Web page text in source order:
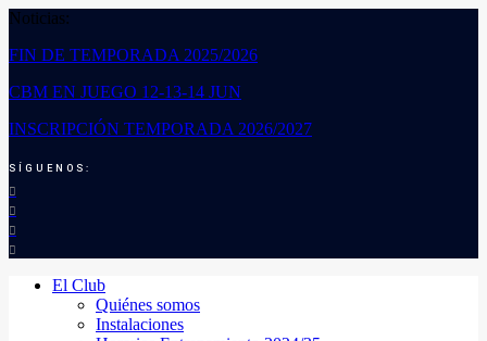
Noticias:
FIN DE TEMPORADA 2025/2026
CBM EN JUEGO 12-13-14 JUN
INSCRIPCIÓN TEMPORADA 2026/2027
SÍGUENOS:
El Club
Quiénes somos
Instalaciones